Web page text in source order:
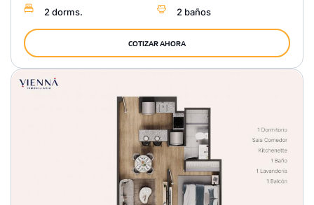
2 dorms. 2 baños
COTIZAR AHORA